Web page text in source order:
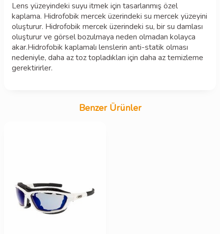
Lens yüzeyindeki suyu itmek için tasarlanmış özel
kaplama. Hidrofobik mercek üzerindeki su mercek yüzeyini
oluşturur. Hidrofobik mercek üzerindeki su, bir su damlası
oluşturur ve görsel bozulmaya neden olmadan kolayca
akar.Hidrofobik kaplamalı lenslerin anti-statik olması
nedeniyle, daha az toz topladıkları için daha az temizleme
gerektirirler.
Benzer Ürünler